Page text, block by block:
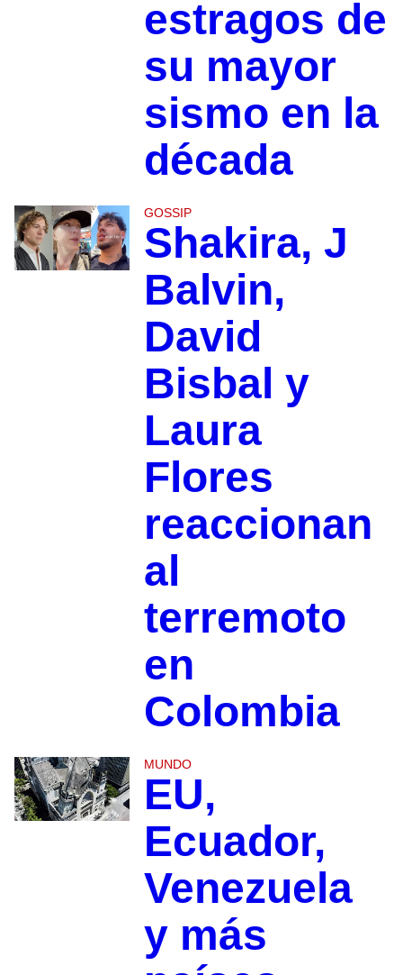
estragos de
su mayor
sismo en la
década
GOSSIP
Shakira, J
Balvin,
David
Bisbal y
Laura
Flores
reaccionan
al
terremoto
en
Colombia
MUNDO
EU,
Ecuador,
Venezuela
y más